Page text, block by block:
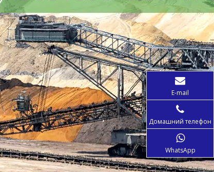
E-mail
Домашний телефон
WhatsApp